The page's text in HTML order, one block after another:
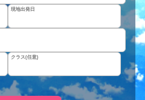
現地出発日
クラス(任意)